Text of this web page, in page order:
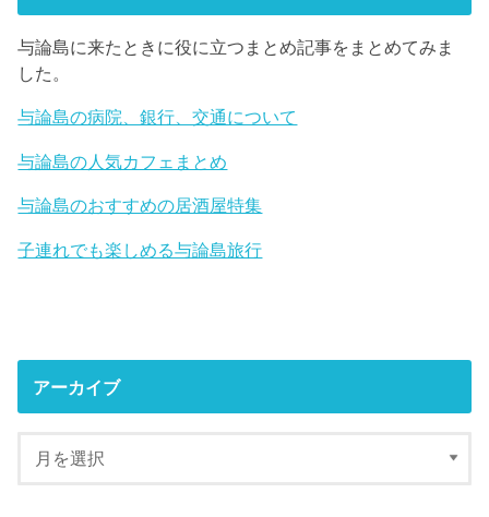
与論島に来たときに役に立つまとめ記事をまとめてみま
した。
与論島の病院、銀行、交通について
与論島の人気カフェまとめ
与論島のおすすめの居酒屋特集
子連れでも楽しめる与論島旅行
アーカイブ